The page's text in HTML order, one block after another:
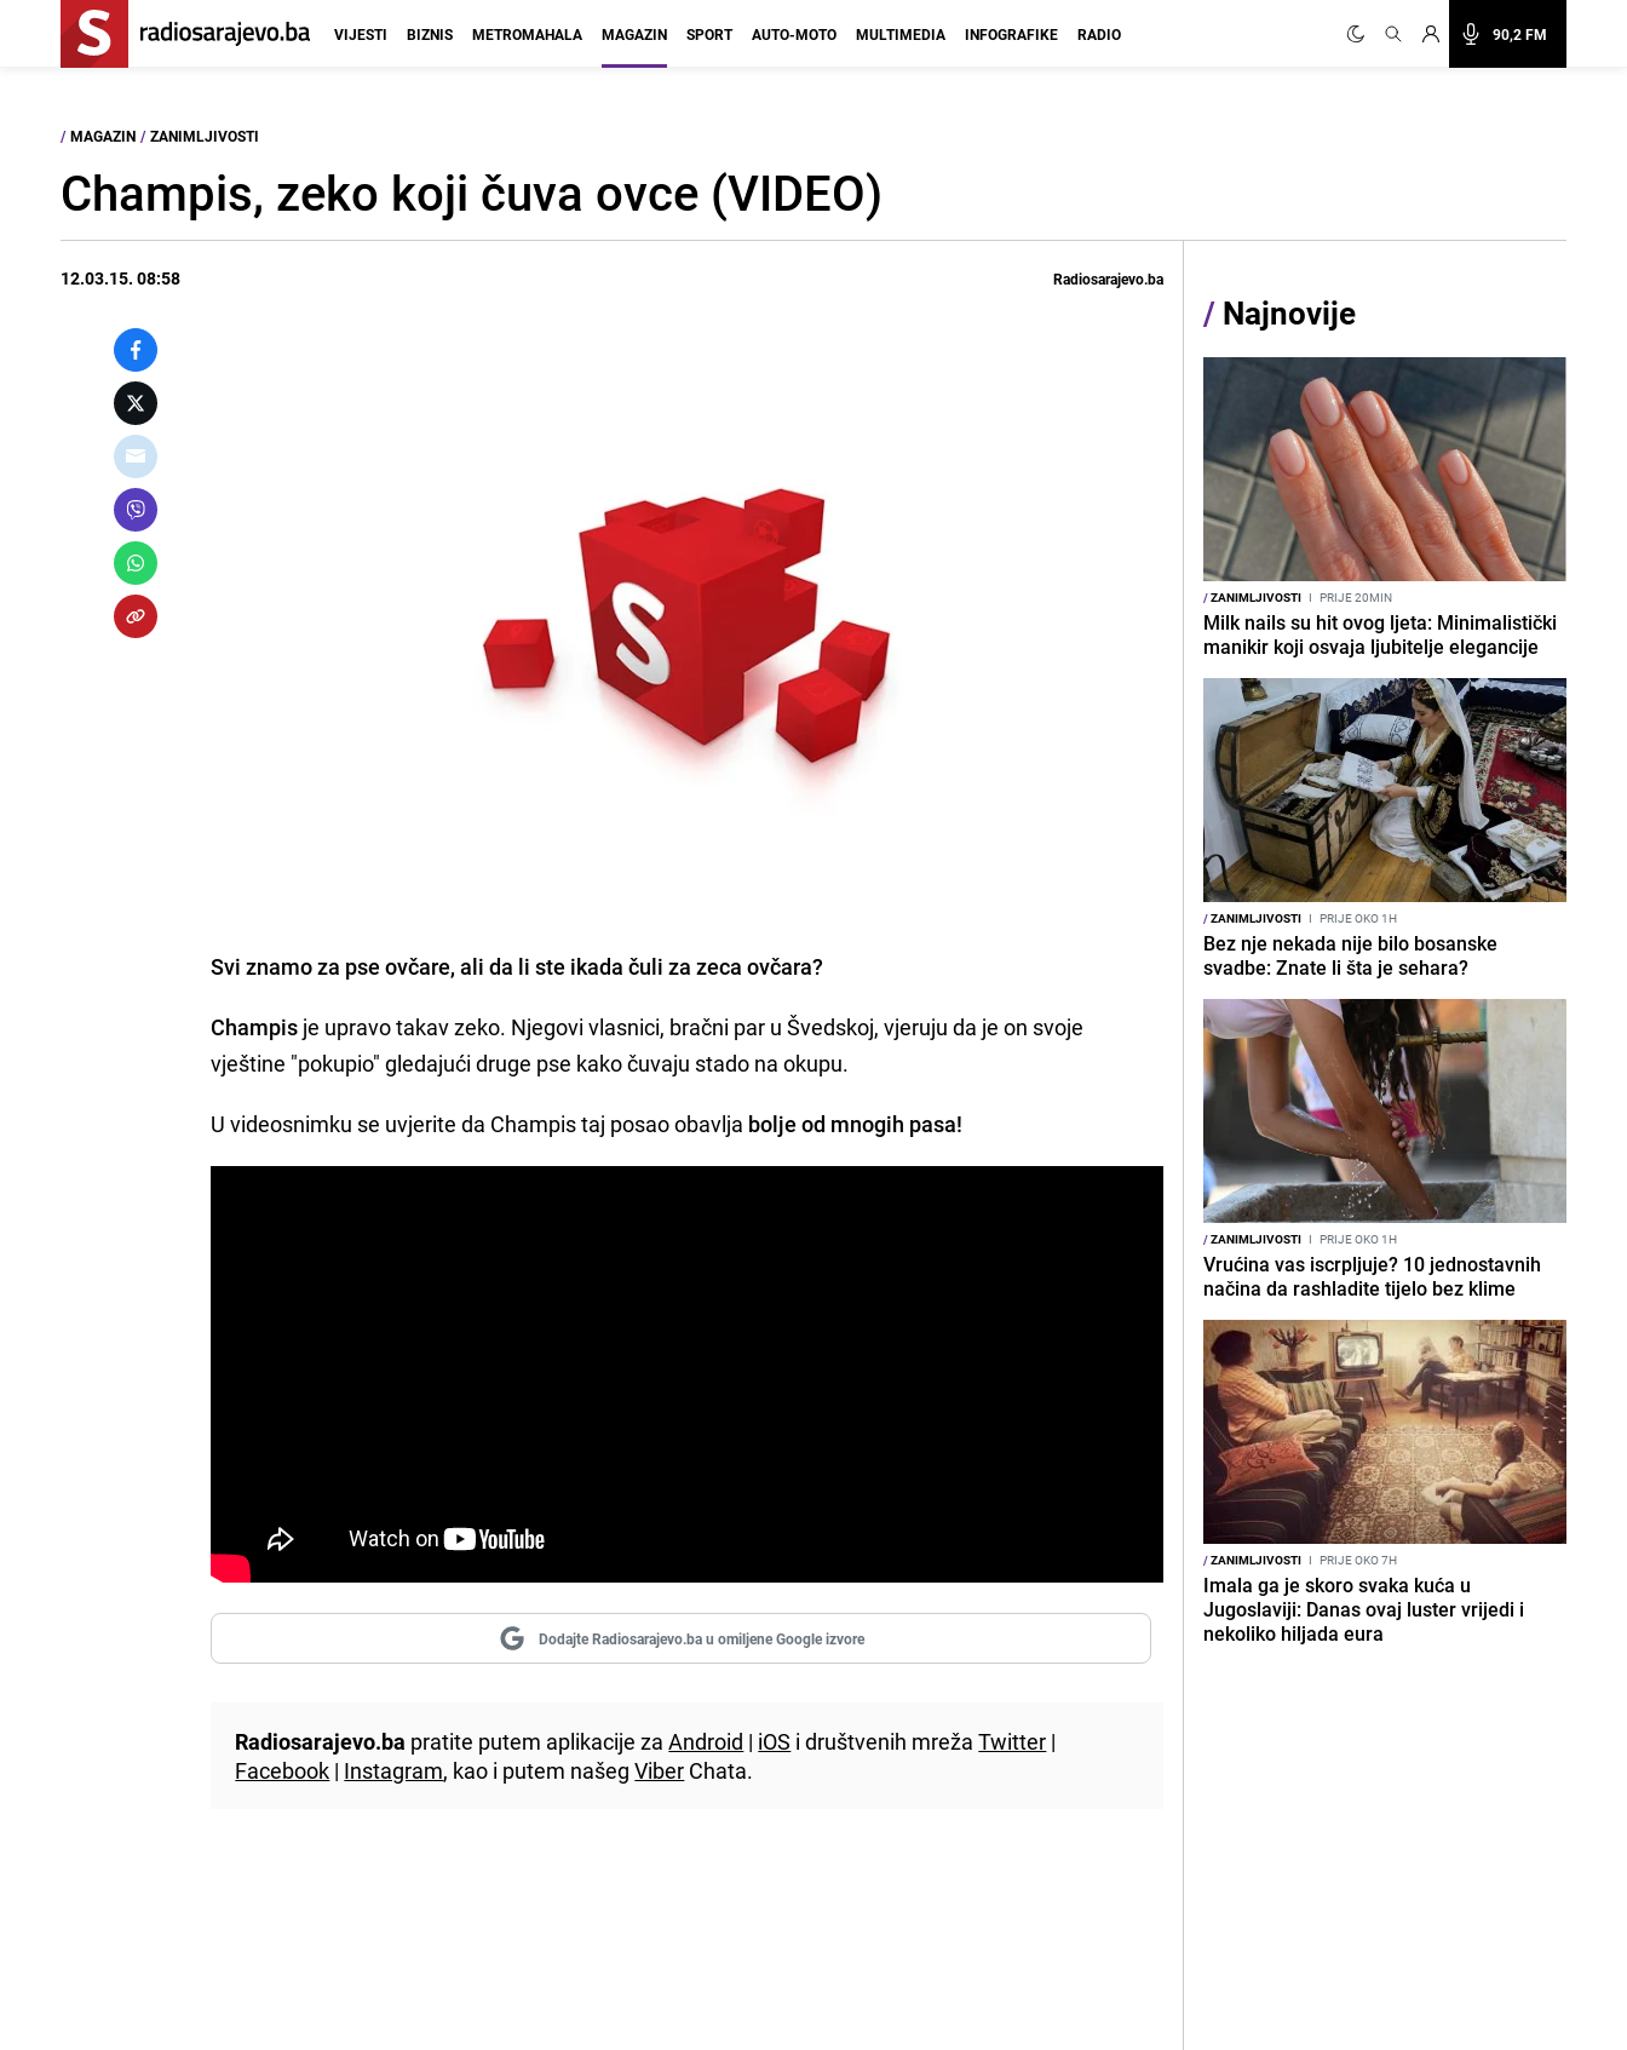
90,2 FM
VIJESTI BIZNIS METROMAHALA MAGAZIN SPORT AUTO-MOTO MULTIMEDIA INFOGRAFIKE RADIO
/ MAGAZIN / ZANIMLJIVOSTI
Champis, zeko koji čuva ovce (VIDEO)
12.03.15. 08:58 Radiosarajevo.ba
Svi znamo za pse ovčare, ali da li ste ikada čuli zazeca ovčara?
Champis je upravo takav zeko. Njegovi vlasnici, bračni par u Švedskoj, vjeruju da je on svoje
vještine "pokupio" gledajući druge pse kako čuvaju stado na okupu.
U videosnimku se uvjerite da Champis taj posao obavlja bolje od mnogih pasa!
Dodajte Radiosarajevo.ba u omiljene Google izvore
Radiosarajevo.ba pratite putem aplikacije zaAndroid | iOS i društvenih mrežaTwitter |
Facebook | Instagram, kao i putem našegViber Chata.
/ Najnovije
/ZANIMLJIVOSTI I PRIJE 20MIN
Milk nails su hit ovog ljeta: Minimalistički
manikir koji osvaja ljubitelje elegancije
/ZANIMLJIVOSTI I PRIJE OKO 1H
Bez nje nekada nije bilo bosanske
svadbe: Znate li šta je sehara?
/ZANIMLJIVOSTI I PRIJE OKO 1H
Vrućina vas iscrpljuje? 10 jednostavnih
načina da rashladite tijelo bez klime
/ZANIMLJIVOSTI I PRIJE OKO 7H
Imala ga je skoro svaka kuća u
Jugoslaviji: Danas ovaj luster vrijedi i
nekoliko hiljada eura